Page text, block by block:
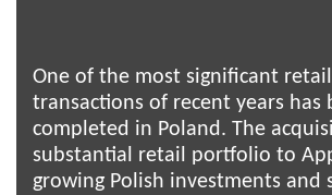
One of the most significant
transactions of recent years has
completed in Poland. The
substantial retail portfolio to
growing Polish investments and